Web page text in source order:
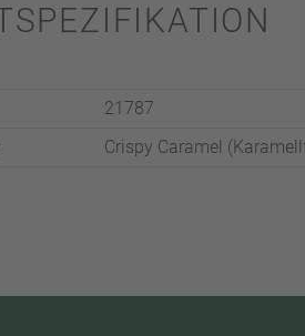
21787
Crispy Caramel